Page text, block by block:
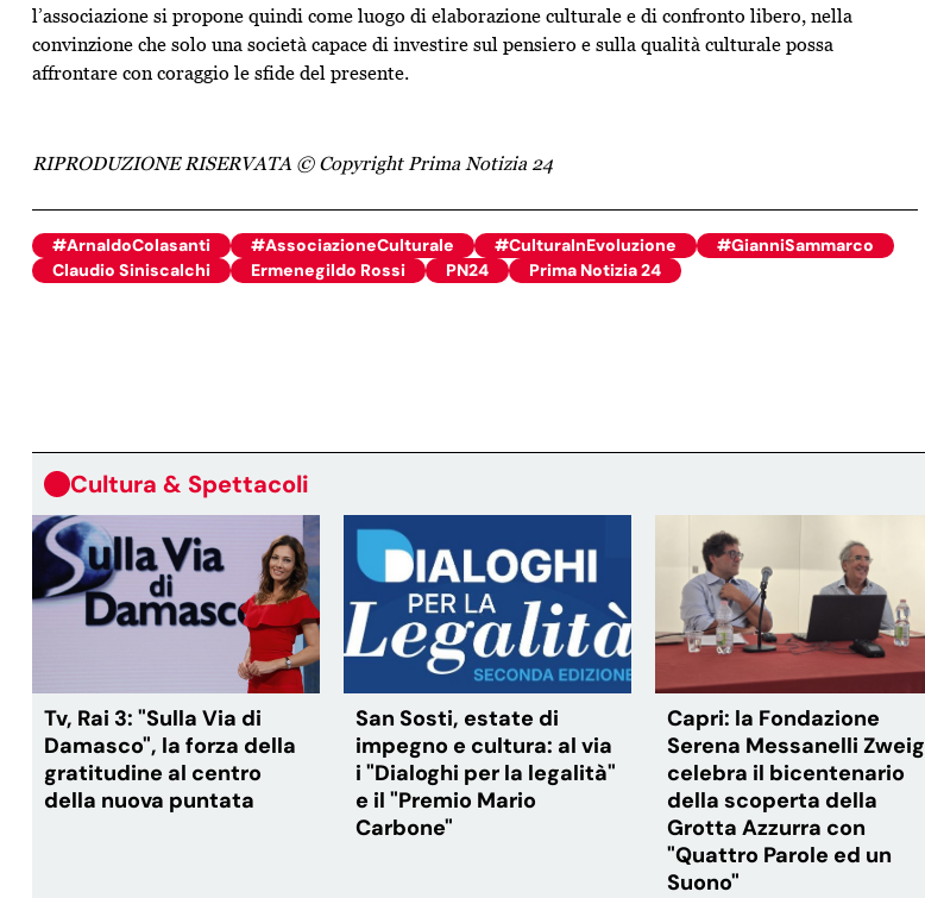
l’associazione si propone quindi come luogo di elaborazione culturale e di confronto libero, nella
convinzione che solo una società capace di investire sul pensiero e sulla qualità culturale possa
affrontare con coraggio le sfide del presente.
RIPRODUZIONE RISERVATA © Copyright Prima Notizia 24
#ArnaldoColasanti #AssociazioneCulturale #CulturaInEvoluzione
#GianniSammarco
Claudio Siniscalchi
Ermenegildo Rossi PN24 Prima Notizia 24
Cultura & Spettacoli
Tv, Rai 3: "Sulla Via di
Damasco", la forza della
gratitudine al centro
della nuova puntata
San Sosti, estate di
impegno e cultura: al via
i "Dialoghi per la legalità"
e il "Premio Mario
Carbone"
Capri: la Fondazione
Serena Messanelli Zweig
celebra il bicentenario
della scoperta della
Grotta Azzurra con
"Quattro Parole ed un
Suono"